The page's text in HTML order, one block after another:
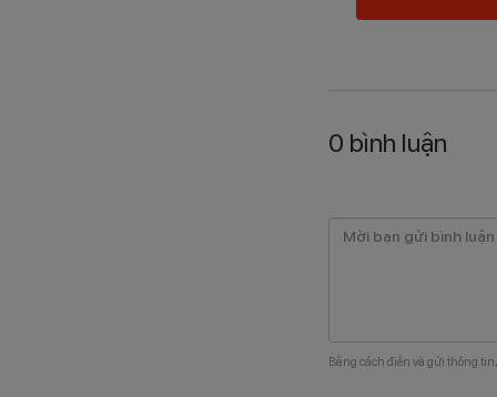
0 bình luận
Bằng cách điền và gửi thông